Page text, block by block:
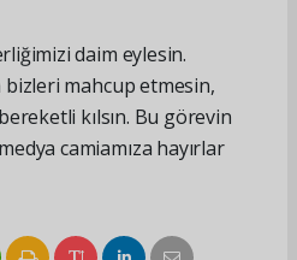
daim eylesin.
bizleri mahcup etmesin,
kılsın. Bu görevin
camiamıza hayırlar